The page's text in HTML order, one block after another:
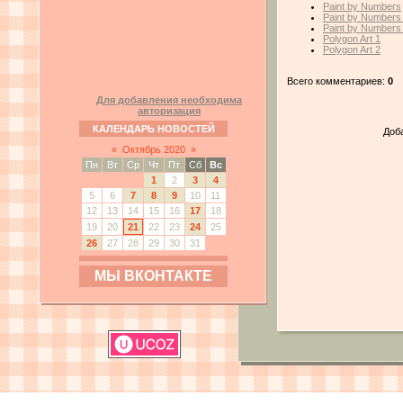
Для добавления необходима
авторизация
КАЛЕНДАРЬ НОВОСТЕЙ
« Октябрь 2020 »
Пн
Вт Ср Чт Пт Сб
Вс
1
2 3
4
5
6 7 8 9 10
11
12
13 14 15 16 17
18
19
20 21 22 23 24
25
26
27 28 29 30 31
МЫ ВКОНТАКТЕ
Paint by Numbers
Paint by Numbers
Paint by Numbers
Polygon Art 1
Polygon Art 2
Всего комментариев: 0